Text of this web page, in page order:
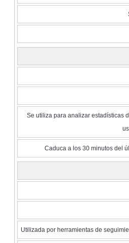
Se utiliza para analizar estadísticas
Caduca a los 30 minutos del
Utilizada por herramientas de